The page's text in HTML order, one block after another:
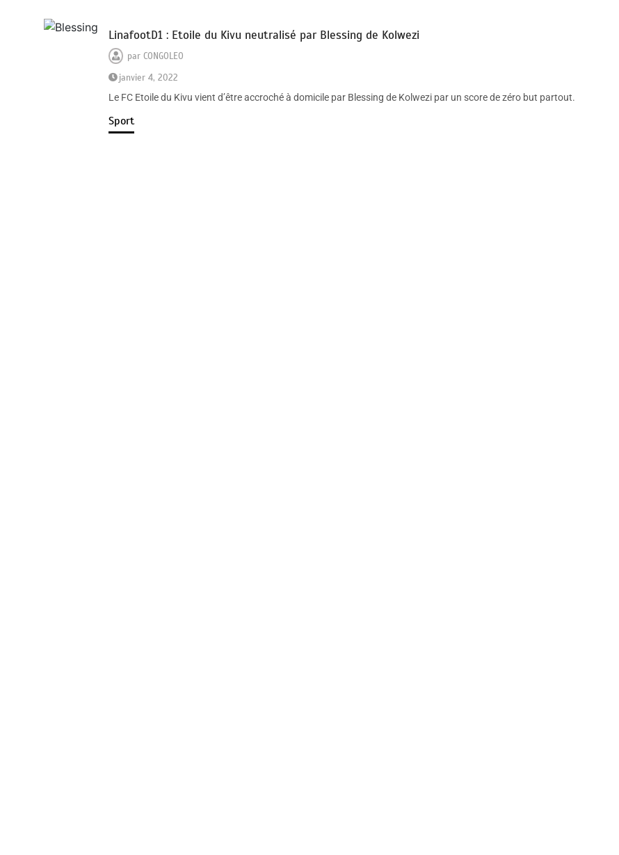
LinafootD1 : Etoile du Kivu neutralisé par Blessing de Kolwezi
parCONGOLEO
janvier 4, 2022
Le FC Etoile du Kivu vient d’être accroché à domicile par Blessing de Kolwezi par un score de zéro but partout.
Sport